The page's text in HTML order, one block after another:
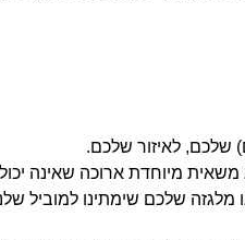
שלכם, לאיזור שלכם.
מיוחדת ארוכה שאינה
שלכם שימתינו למוביל